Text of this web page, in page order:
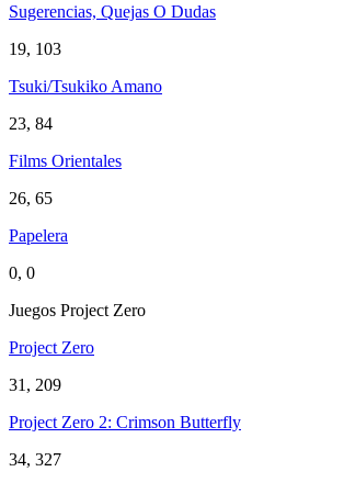
Sugerencias, Quejas O Dudas
19, 103
Tsuki/Tsukiko Amano
23, 84
Films Orientales
26, 65
Papelera
0, 0
Juegos Project Zero
Project Zero
31, 209
Project Zero 2: Crimson Butterfly
34, 327